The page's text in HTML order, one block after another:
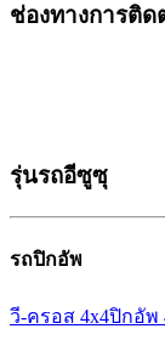
ช่องทางการติด
รุ่นรถอีซูซุ
รถปิกอัพ
วี-ครอส 4x4ปิกอัพ